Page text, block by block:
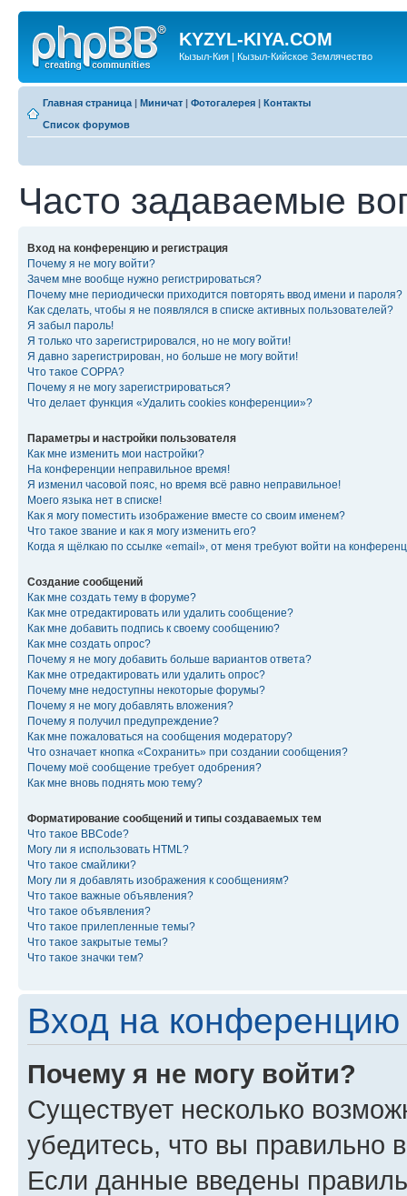
KYZYL-KIYA.COM
Кызыл-Кия | Кызыл-Кийское Землячество
Главная страница | Миничат | Фотогалерея | Контакты
Список форумов
Часто задаваемые
Вход на конференцию и регистрация
Почему я не могу войти?
Зачем мне вообще нужно регистрироваться?
Почему мне периодически приходится повторять ввод имени и пароля?
Как сделать, чтобы я не появлялся в списке активных пользователей?
Я забыл пароль!
Я только что зарегистрировался, но не могу войти!
Я давно зарегистрирован, но больше не могу войти!
Что такое COPPA?
Почему я не могу зарегистрироваться?
Что делает функция «Удалить cookies конференции»?
Параметры и настройки пользователя
Как мне изменить мои настройки?
На конференции неправильное время!
Я изменил часовой пояс, но время всё равно неправильное!
Моего языка нет в списке!
Как я могу поместить изображение вместе со своим именем?
Что такое звание и как я могу изменить его?
Когда я щёлкаю по ссылке «email», от меня требуют войти на
Создание сообщений
Как мне создать тему в форуме?
Как мне отредактировать или удалить сообщение?
Как мне добавить подпись к своему сообщению?
Как мне создать опрос?
Почему я не могу добавить больше вариантов ответа?
Как мне отредактировать или удалить опрос?
Почему мне недоступны некоторые форумы?
Почему я не могу добавлять вложения?
Почему я получил предупреждение?
Как мне пожаловаться на сообщения модератору?
Что означает кнопка «Сохранить» при создании сообщения?
Почему моё сообщение требует одобрения?
Как мне вновь поднять мою тему?
Форматирование сообщений и типы создаваемых тем
Что такое BBCode?
Могу ли я использовать HTML?
Что такое смайлики?
Могу ли я добавлять изображения к сообщениям?
Что такое важные объявления?
Что такое объявления?
Что такое прилепленные темы?
Что такое закрытые темы?
Что такое значки тем?
Вход на конференцию
Почему я не могу войти?
Существует несколько
убедитесь, что вы правильно
Если данные введены